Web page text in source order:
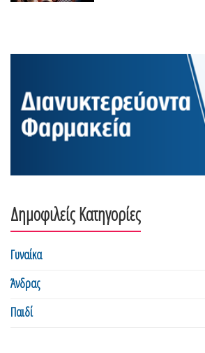
Δημοφιλείς Κατηγορίες
Γυναίκα
Άνδρας
Παιδί